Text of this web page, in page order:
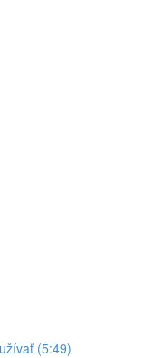
(5:49)